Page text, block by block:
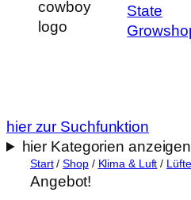
State
hier zur Suchfunktion
hier Kategorien anzeigen
Start/Shop/ Klima & Luft /
Angebot!